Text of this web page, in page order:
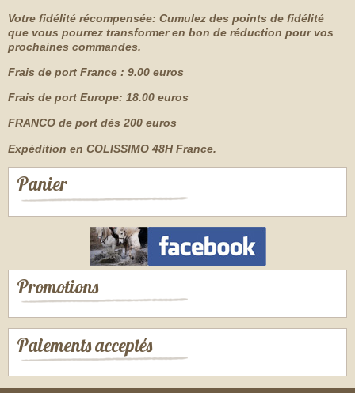
Votre fidélité récompensée: Cumulez des points de fidélité
que vous pourrez transformer en bon de réduction pour vos
prochaines commandes.
Frais de port France : 9.00 euros
Frais de port Europe: 18.00 euros
FRANCO de port dès 200 euros
Expédition en COLISSIMO 48H France.
Panier
Promotions
Paiements acceptés